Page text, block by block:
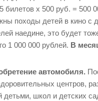
билетов х 500 руб. = 500
походы детей в кино с
наедине, это будет
1 000 000 рублей. В
автомобиля.
центров,
детьми, школ и детских